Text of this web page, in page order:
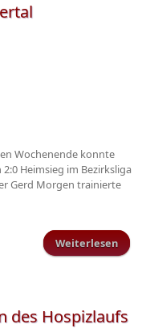
Wochenende konnte
Heimsieg im Bezirksliga
Gerd Morgen trainierte
Weiterlesen
des Hospizlaufs